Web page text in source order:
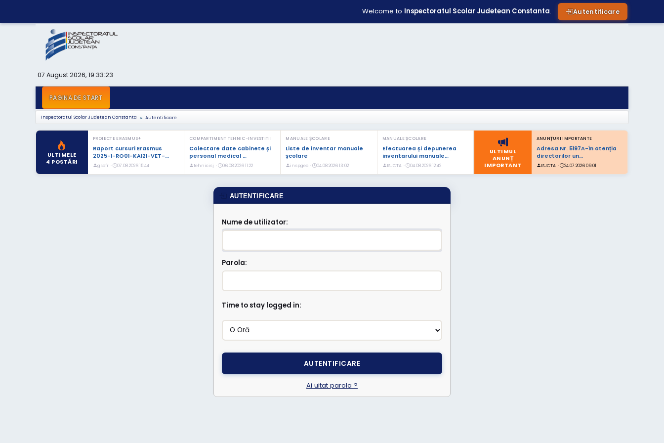
Welcome to Inspectoratul Scolar Judetean Constanta. Autentificare
07 August 2026, 19:33:23
PAGINA DE START
Inspectoratul Scolar Judetean Constanta ► Autentificare
ULTIMELE
4 POSTĂRI
PROIECTE ERASMUS+
Raport cursuri Erasmus
2025-1-RO01-KA121-VET-…
gscfr · 07.08.2026 15:44
COMPARTIMENT TEHNIC-INVESTITII
Colectare date cabinete și
personal medical …
tehnicisj · 06.08.2026 11:22
MANUALE ȘCOLARE
Liste de inventar manuale
școlare
inspgeo · 04.08.2026 13:02
MANUALE ȘCOLARE
Efectuarea și depunerea
inventarului manuale…
ISJCTA · 04.08.2026 12:42
ULTIMUL
ANUNȚ
IMPORTANT
ANUNȚURI IMPORTANTE
Adresa Nr. 5197A-În atenția
directorilor un…
ISJCTA · 24.07.2026 09:01
AUTENTIFICARE
Nume de utilizator:
Parola:
Time to stay logged in:
Ai uitat parola ?